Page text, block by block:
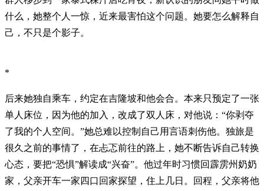
什么，她整个人一惊，近来最害怕这个问题。她要怎么解释自
己，不只是个影子。
*
后来她独自乘车，约定在吉隆坡和他会合。本来只预定了一张
单人床位，因为他的加入，改成了双人床，对他说：“你剥夺
了我的个人空间。”她总难以控制自己用言语刺伤他。独旅是
很久之前的事情了，在忐忑前往的路上，她不断告诉自己转换
心态，要把“恐惧”解读成“兴奋”。他过年时习惯回霹雳州奶奶
家，父亲开车一家四口回家探望，住上几日。回程，父亲将他